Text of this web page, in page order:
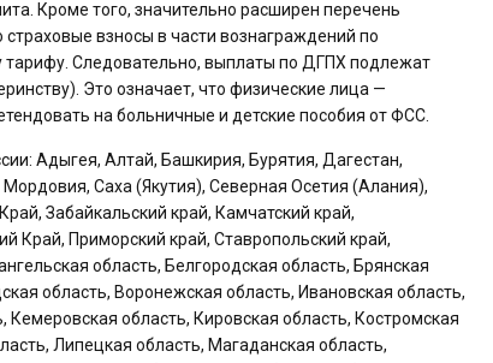
Кроме того, значительно расширен перечень
взносы в части вознаграждений по
Следовательно, выплаты по ДГПХ подлежат
Это означает, что физические лица —
на больничные и детские пособия от ФСС.
Адыгея, Алтай, Башкирия, Бурятия, Дагестан,
Саха (Якутия), Северная Осетия (Алания),
Забайкальский край, Камчатский край,
Край, Приморский край, Ставропольский край,
область, Белгородская область, Брянская
область, Воронежская область, Ивановская область,
Кемеровская область, Кировская область, Костромская
Липецкая область, Магаданская область,